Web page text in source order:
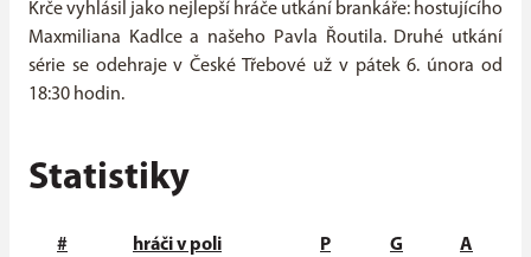
Krče vyhlásil jako nejlepší hráče utkání brankáře: hostujícího
Maxmiliana Kadlce a našeho Pavla Řoutila. Druhé utkání
série se odehraje v České Třebové už v pátek 6. února od
18:30 hodin.
Statistiky
# hráči v poli P G A